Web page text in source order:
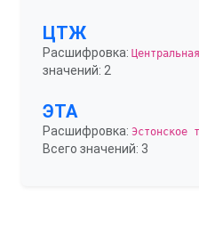
ЦТЖ
Расшифровка:
значений: 2
ЭТА
Расшифровка: Эстонское
Всего значений: 3